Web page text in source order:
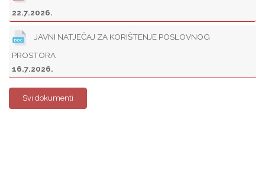
22.7.2026.
JAVNI NATJEČAJ ZA KORIŠTENJE POSLOVNOG
PROSTORA
16.7.2026.
Svi dokumenti